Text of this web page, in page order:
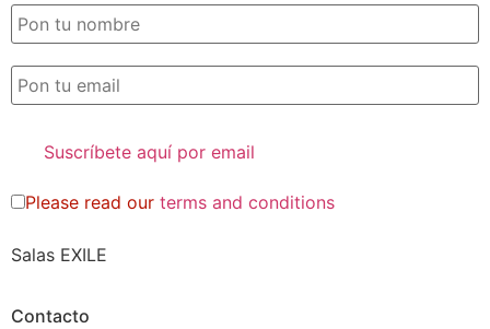
Please read our terms and conditions
Salas EXILE
Contacto